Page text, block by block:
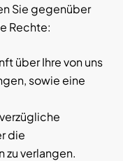
Sie gegenüber
Rechte:
über Ihre von uns
sowie eine
die
zu verlangen.